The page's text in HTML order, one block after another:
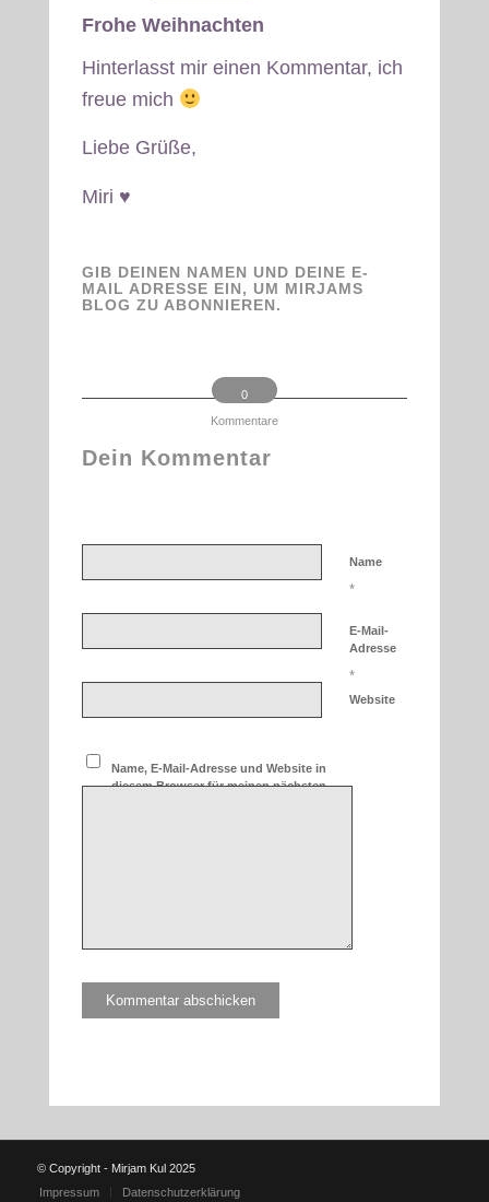
Frohe Weihnachten
Hinterlasst mir einen Kommentar, ich
freue mich
Liebe Grüße,
Miri ♥
GIB DEINEN NAMEN UND DEINE E-
MAIL ADRESSE EIN, UM MIRJAMS
BLOG ZU ABONNIEREN.
0
Kommentare
Dein Kommentar
Name
*
E-Mail-
Adresse
*
Website
Name, E-Mail-Adresse und Website in
diesem Browser für meinen nächsten
© Copyright - Mirjam Kul 2025
Impressum
Datenschutzerklärung